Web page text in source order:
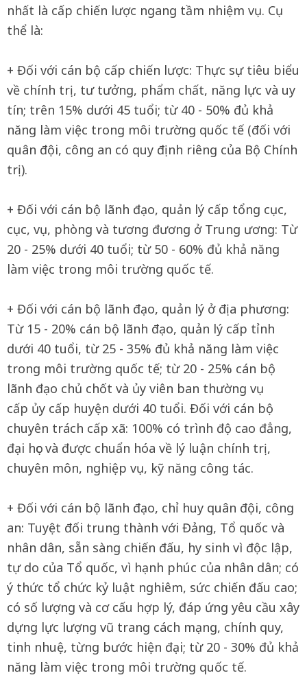
nhất là cấp chiến lược ngang tầm nhiệm vụ. Cụ
thể là:
+ Đối với cán bộ cấp chiến lược: Thực sự tiêu biểu
về chính trị, tư tưởng, phẩm chất, năng lực và uy
tín; trên 15% dưới 45 tuổi; từ 40 - 50% đủ khả
năng làm việc trong môi trường quốc tế (đối với
quân đội, công an có quy định riêng của Bộ Chính
trị).
+ Đối với cán bộ lãnh đạo, quản lý cấp tổng cục,
cục, vụ, phòng và tương đương ở Trung ương: Từ
20 - 25% dưới 40 tuổi; từ 50 - 60% đủ khả năng
làm việc trong môi trường quốc tế.
+ Đối với cán bộ lãnh đạo, quản lý ở địa phương:
Từ 15 - 20% cán bộ lãnh đạo, quản lý cấp tỉnh
dưới 40 tuổi, từ 25 - 35% đủ khả năng làm việc
trong môi trường quốc tế; từ 20 - 25% cán bộ
lãnh đạo chủ chốt và ủy viên ban thường vụ
cấp ủy cấp huyện dưới 40 tuổi. Đối với cán bộ
chuyên trách cấp xã: 100% có trình độ cao đẳng,
đại học và được chuẩn hóa về lý luận chính trị,
chuyên môn, nghiệp vụ, kỹ năng công tác.
+ Đối với cán bộ lãnh đạo, chỉ huy quân đội, công
an: Tuyệt đối trung thành với Đảng, Tổ quốc và
nhân dân, sẵn sàng chiến đấu, hy sinh vì độc lập,
tự do của Tổ quốc, vì hạnh phúc của nhân dân; có
ý thức tổ chức kỷ luật nghiêm, sức chiến đấu cao;
có số lượng và cơ cấu hợp lý, đáp ứng yêu cầu xây
dựng lực lượng vũ trang cách mạng, chính quy,
tinh nhuệ, từng bước hiện đại; từ 20 - 30% đủ khả
năng làm việc trong môi trường quốc tế.